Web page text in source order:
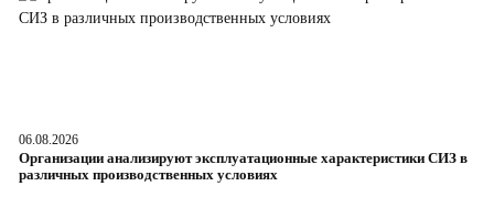
06.08.2026
Организации анализируют эксплуатационные характеристики СИЗ в
различных производственных условиях